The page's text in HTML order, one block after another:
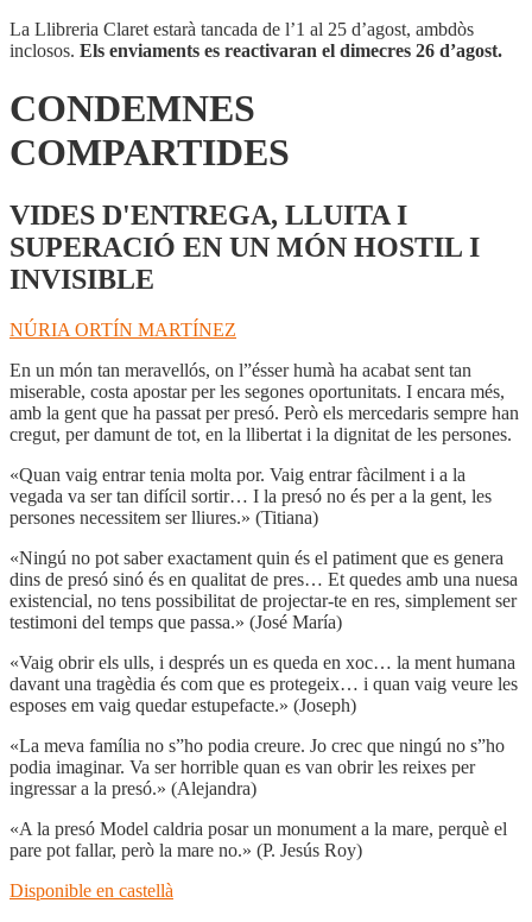
La Llibreria Claret estarà tancada de l’1 al 25 d’agost, ambdòs
inclosos. Els enviaments es reactivaran el dimecres 26 d’agost.
CONDEMNES
COMPARTIDES
VIDES D'ENTREGA, LLUITA I
SUPERACIÓ EN UN MÓN HOSTIL I
INVISIBLE
NÚRIA ORTÍN MARTÍNEZ
En un món tan meravellós, on l”ésser humà ha acabat sent tan
miserable, costa apostar per les segones oportunitats. I encara més,
amb la gent que ha passat per presó. Però els mercedaris sempre han
cregut, per damunt de tot, en la llibertat i la dignitat de les persones.
«Quan vaig entrar tenia molta por. Vaig entrar fàcilment i a la
vegada va ser tan difícil sortir… I la presó no és per a la gent, les
persones necessitem ser lliures.» (Titiana)
«Ningú no pot saber exactament quin és el patiment que es genera
dins de presó sinó és en qualitat de pres… Et quedes amb una nuesa
existencial, no tens possibilitat de projectar-te en res, simplement ser
testimoni del temps que passa.» (José María)
«Vaig obrir els ulls, i després un es queda en xoc… la ment humana
davant una tragèdia és com que es protegeix… i quan vaig veure les
esposes em vaig quedar estupefacte.» (Joseph)
«La meva família no s”ho podia creure. Jo crec que ningú no s”ho
podia imaginar. Va ser horrible quan es van obrir les reixes per
ingressar a la presó.» (Alejandra)
«A la presó Model caldria posar un monument a la mare, perquè el
pare pot fallar, però la mare no.» (P. Jesús Roy)
Disponible en castellà